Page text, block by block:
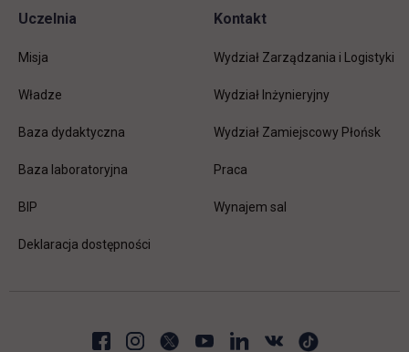
Uczelnia
Misja
Władze
Baza dydaktyczna
Baza laboratoryjna
BIP
Deklaracja dostępności
Kontakt
Wydział Zarządzania i Logistyki
Wydział Inżynieryjny
Wydział Zamiejscowy Płońsk
Praca
Wynajem sal